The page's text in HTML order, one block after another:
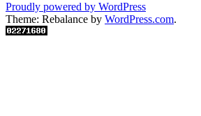
Proudly powered by WordPress
Theme: Rebalance by WordPress.com.